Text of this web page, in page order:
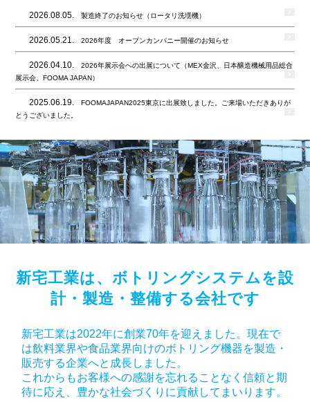
2026.08.05. 製造終了のお知らせ（ロータリ洗壜機）
2026.05.21. 2026年度 オープンカンパニー開催のお知らせ
2026.04.10.
2026年展示会への出展について（MEX金沢、日本醸造機械用品総合
展示会、FOOMA JAPAN）
2025.06.19.
FOOMAJAPAN2025東京に出展致しました。ご来場いただきありが
とうございました。
新宅工業は、ボトリングシステムを設
計・製造・整備する会社です
新宅工業は2022年に創業70年を迎えました。現在で
は飲料業界や食品業界向けのボトリング機器を製造・
販売する企業へと成長しました。
これからもお客様への感謝を忘れることなく信頼と期
待に応え、豊かな社会づくりに貢献してまいります。